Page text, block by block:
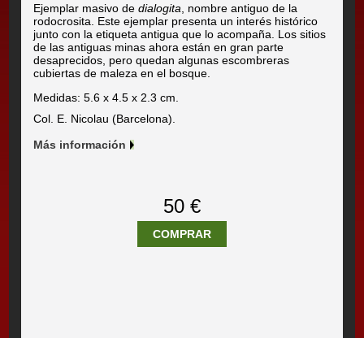
Ejemplar masivo dedialogita , nombre antiguo de la
rodocrosita. Este ejemplar presenta un interés histórico
junto con la etiqueta antigua que lo acompaña. Los sitios
de las antiguas minas ahora están en gran parte
desaprecidos, pero quedan algunas escombreras
cubiertas de maleza en el bosque.
Medidas: 5.6 x 4.5 x 2.3 cm.
Col. E. Nicolau (Barcelona).
Más información
50 €
COMPRAR